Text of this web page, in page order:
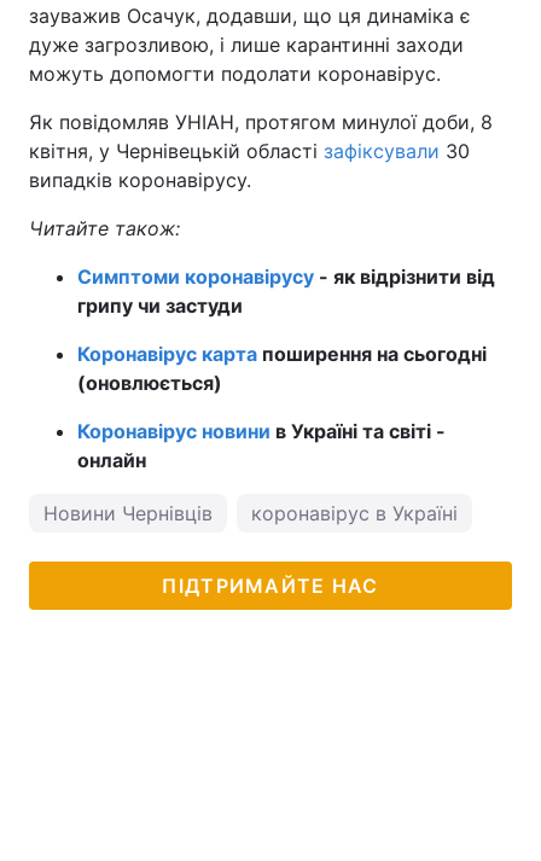
зауважив Осачук, додавши, що ця динаміка є
дуже загрозливою, і лише карантинні заходи
можуть допомогти подолати коронавірус.
Як повідомляв УНІАН, протягом минулої доби, 8
квітня, у Чернівецькій області зафіксували 30
випадків коронавірусу.
Читайте також:
Симптоми коронавірусу - як відрізнити від
грипу чи застуди
Коронавірус карта поширення на сьогодні
(оновлюється)
Коронавірус новини в Україні та світі -
онлайн
Новини Чернівців коронавірус в Україні
ПІДТРИМАЙТЕ НАС